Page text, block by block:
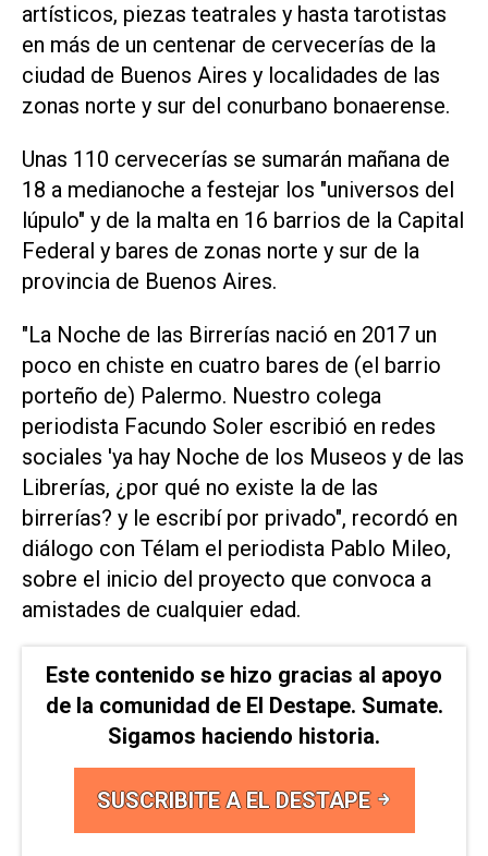
artísticos, piezas teatrales y hasta tarotistas
en más de un centenar de cervecerías de la
ciudad de Buenos Aires y localidades de las
zonas norte y sur del conurbano bonaerense.
Unas 110 cervecerías se sumarán mañana de
18 a medianoche a festejar los "universos del
lúpulo" y de la malta en 16 barrios de la Capital
Federal y bares de zonas norte y sur de la
provincia de Buenos Aires.
"La Noche de las Birrerías nació en 2017 un
poco en chiste en cuatro bares de (el barrio
porteño de) Palermo. Nuestro colega
periodista Facundo Soler escribió en redes
sociales 'ya hay Noche de los Museos y de las
Librerías, ¿por qué no existe la de las
birrerías? y le escribí por privado", recordó en
diálogo con Télam el periodista Pablo Mileo,
sobre el inicio del proyecto que convoca a
amistades de cualquier edad.
Este contenido se hizo gracias al apoyo
de la comunidad de El Destape. Sumate.
Sigamos haciendo historia.
SUSCRIBITE A EL DESTAPE